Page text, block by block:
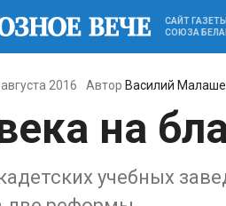
САЙТ
СОЮЗА
2016 Автор Василий
на
учебных